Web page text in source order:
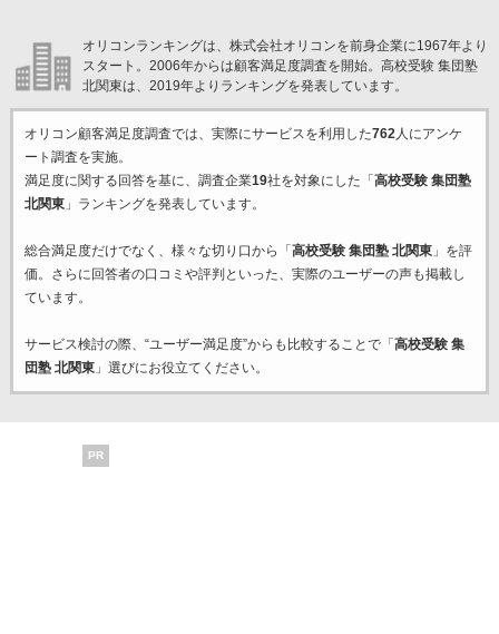
オリコンランキングは、株式会社オリコンを前身企業に1967年より
スタート。2006年からは顧客満足度調査を開始。高校受験 集団塾
北関東は、2019年よりランキングを発表しています。
オリコン顧客満足度調査では、実際にサービスを利用した762人にアンケ
ート調査を実施。
満足度に関する回答を基に、調査企業19社を対象にした「 高校受験 集団塾
北関東」ランキングを発表しています。
総合満足度だけでなく、様々な切り口から「 高校受験 集団塾 北関東」を評
価。さらに回答者の口コミや評判といった、実際のユーザーの声も掲載し
ています。
サービス検討の際、“ユーザー満足度”からも比較することで「 高校受験 集
団塾 北関東」選びにお役立てください。
PR